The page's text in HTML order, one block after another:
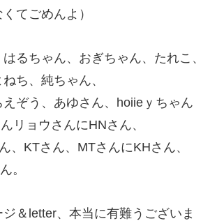
てごめんよ）
るちゃん、おぎちゃん、たれこ、
ち、純ちゃん、
えぞう、あゆさん、hoiieｙちゃん
リョウさんにHNさん、
、KTさん、MTさんにKHさん、
。
＆letter、本当に有難うございま